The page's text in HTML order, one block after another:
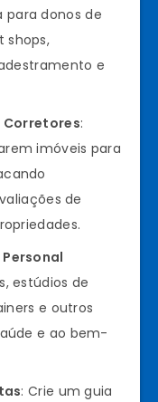
donos de
shops,
e
Corretores:
imóveis para
de
estúdios de
e outros
e ao bem-
: Crie um guia